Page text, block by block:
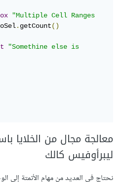
"Multiple Cell Ranges
oSel. getCount()
"Somethine else is
معالجة مجال من الخلايا
ليبرأوفيس كالك
نحتاج في العديد من مهام الأتمتة إلى